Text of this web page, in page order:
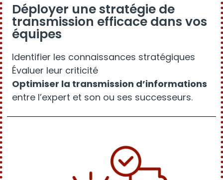
Déployer une stratégie de
transmission efficace dans vos
équipes
Identifier les connaissances stratégiques
Évaluer leur criticité
Optimiser la transmission d’informations
entre l’expert et son ou ses successeurs.